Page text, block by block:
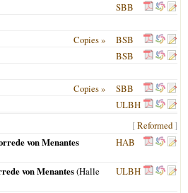
SBB
Copies »
BSB
BSB
Copies »
SBB
ULBH
[Reformed ]
von Menantes
HAB
von Menantes(Halle
ULBH